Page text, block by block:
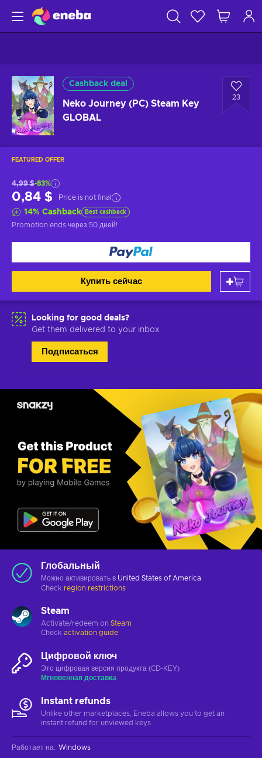
Cashback deal
Neko Journey (PC) Steam Key
GLOBAL
23
FEATURED OFFER
4,99 $-83%
0,84 $ Price is not final
14% Cashback Best cashback
Promotion ends через 50 дней!
Купить сейчас
Looking for good deals?
Get them delivered to your inbox
Подписаться
Глобальный
Можно активировать в United States of America
Check region restrictions
Steam
Activate/redeem on Steam
Check activation guide
Цифровой ключ
Это цифровая версия продукта (CD-KEY)
Мгновенная доставка
Instant refunds
Unlike other marketplaces, Eneba allows you to get an
instant refund for unviewed keys.
Работает на: Windows